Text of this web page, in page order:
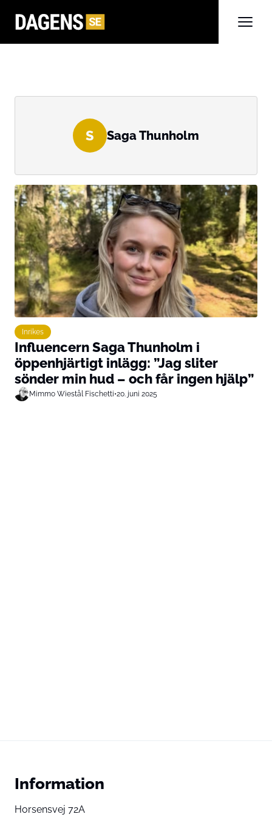
S Saga Thunholm
Inrikes
Influencern Saga Thunholm i
öppenhjärtigt inlägg: ”Jag sliter
sönder min hud – och får ingen hjälp”
Mimmo Wiestål Fischetti•20. juni 2025
Information
Horsensvej 72A